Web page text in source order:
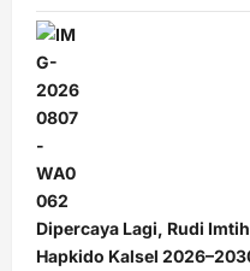
Dipercaya Lagi, Rudi
Hapkido Kalsel